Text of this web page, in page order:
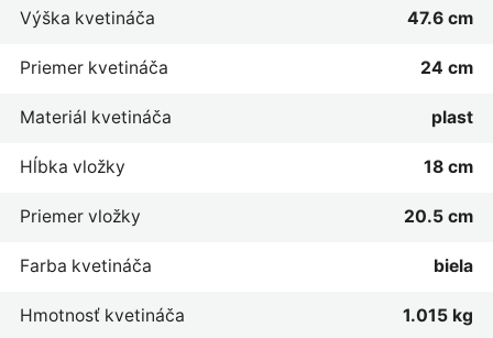
Výška kvetináča 47.6 cm
Priemer kvetináča 24 cm
Materiál kvetináča plast
Hĺbka vložky 18 cm
Priemer vložky 20.5 cm
Farba kvetináča biela
Hmotnosť kvetináča 1.015 kg